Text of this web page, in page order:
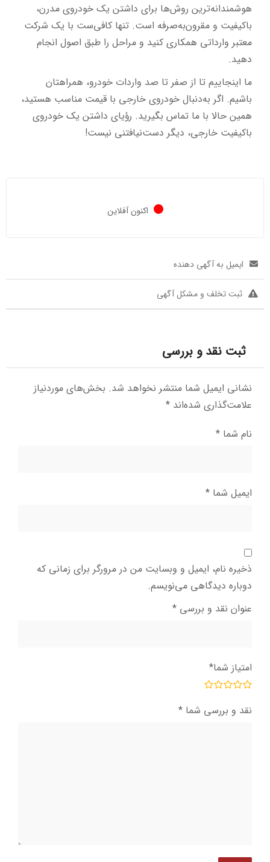
هوشمندانه‌ترین روش‌ها برای داشتن یک خودروی مدرن،
باکیفیت و مقرون‌به‌صرفه است. تنها کافی‌ست با یک شرکت
معتبر وارداتی همکاری کنید و مراحل را طبق اصول انجام
دهید.
ما اینجاییم تا از صفر تا صد واردات خودرو، همراهتان
باشیم. اگر به‌دنبال خودروی خارجی با قیمت مناسب هستید،
همین حالا با ما تماس بگیرید. رؤیای داشتن یک خودروی
باکیفیت خارجی، دیگر دست‌نیافتنی نیست!
اکنون آفلاین
ایمیل به آگهی دهنده
ثبت تخلف و مشکل آگهی
ثبت نقد و بررسی
نشانی ایمیل شما منتشر نخواهد شد. بخش‌های موردنیاز
علامت‌گذاری شده‌اند *
نام شما *
ایمیل شما *
ذخیره نام، ایمیل و وبسایت من در مرورگر برای زمانی که
دوباره دیدگاهی می‌نویسم.
عنوان نقد و بررسی *
امتیاز شما*
نقد و بررسی شما *